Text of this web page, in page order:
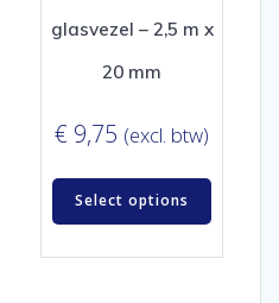
glasvezel – 2,5 m x
20 mm
€ 9,75 (excl. btw)
Select options